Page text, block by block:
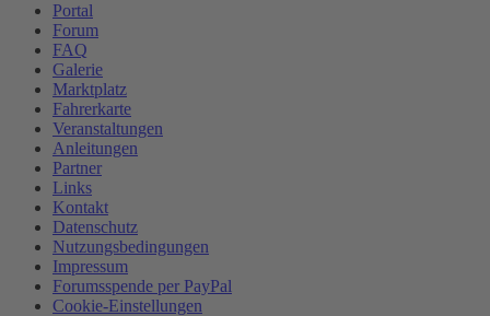
Portal
Forum
FAQ
Galerie
Marktplatz
Fahrerkarte
Veranstaltungen
Anleitungen
Partner
Links
Kontakt
Datenschutz
Nutzungsbedingungen
Impressum
Forumsspende per PayPal
Cookie-Einstellungen